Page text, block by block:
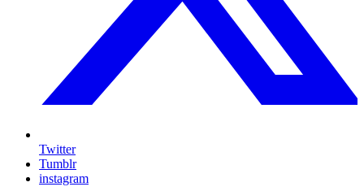
Twitter
Tumblr
instagram